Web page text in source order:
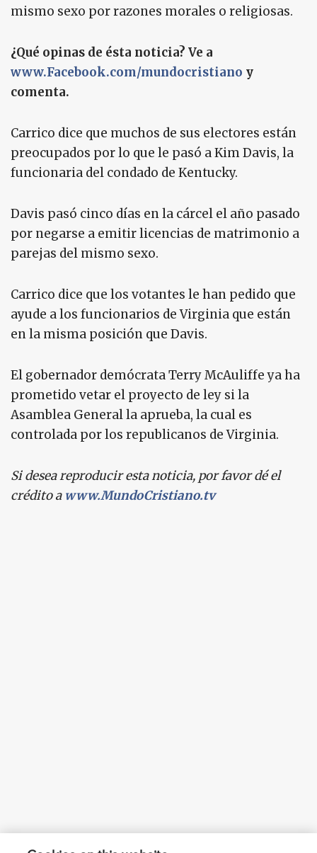
mismo sexo por razones morales o religiosas.
¿Qué opinas de ésta noticia? Ve a
www.Facebook.com/mundocristiano y
comenta.
Carrico dice que muchos de sus electores están
preocupados por lo que le pasó a Kim Davis, la
funcionaria del condado de Kentucky.
Davis pasó cinco días en la cárcel el año pasado
por negarse a emitir licencias de matrimonio a
parejas del mismo sexo.
Carrico dice que los votantes le han pedido que
ayude a los funcionarios de Virginia que están
en la misma posición que Davis.
El gobernador demócrata Terry McAuliffe ya ha
prometido vetar el proyecto de ley si la
Asamblea General la aprueba, la cual es
controlada por los republicanos de Virginia.
Si desea reproducir esta noticia, por favor dé el
crédito a www.MundoCristiano.tv